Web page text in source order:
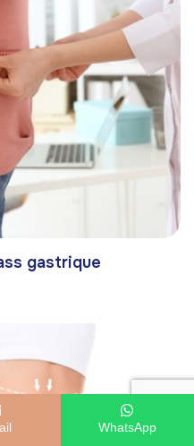
gastrique
WhatsApp